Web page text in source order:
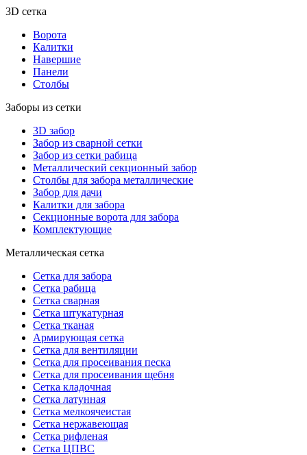
3D сетка
Ворота
Калитки
Навершие
Панели
Столбы
Заборы из сетки
3D забор
Забор из сварной сетки
Забор из сетки рабица
Металлический секционный забор
Столбы для забора металлические
Забор для дачи
Калитки для забора
Секционные ворота для забора
Комплектующие
Металлическая сетка
Сетка для забора
Сетка рабица
Сетка сварная
Сетка штукатурная
Сетка тканая
Армирующая сетка
Сетка для вентиляции
Сетка для просеивания песка
Сетка для просеивания щебня
Сетка кладочная
Сетка латунная
Сетка мелкоячеистая
Сетка нержавеющая
Сетка рифленая
Сетка ЦПВС